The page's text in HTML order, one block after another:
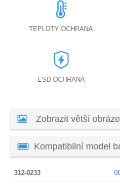
TEPLOTY OCHRANA
ESD OCHRANA
Zobrazit větší
Kompatibilní model
312-0233